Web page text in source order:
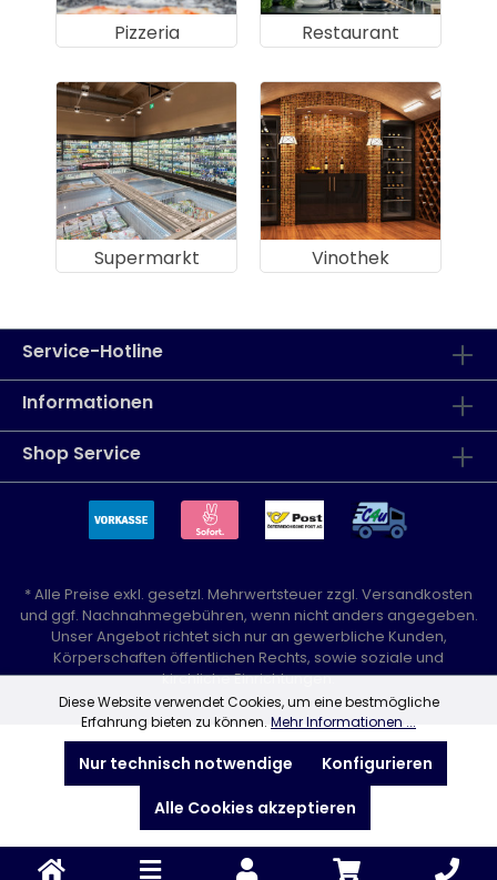
Pizzeria Restaurant
Supermarkt Vinothek
Service-Hotline
Informationen
Shop Service
* Alle Preise exkl. gesetzl. Mehrwertsteuer zzgl. Versandkosten
und ggf. Nachnahmegebühren, wenn nicht anders angegeben.
Unser Angebot richtet sich nur an gewerbliche Kunden,
Körperschaften öffentlichen Rechts, sowie soziale und
kirchliche Einrichtungen.
Diese Website verwendet Cookies, um eine bestmögliche
Erfahrung bieten zu können. Mehr Informationen ...
Nur technisch notwendige
Konfigurieren
Alle Cookies akzeptieren